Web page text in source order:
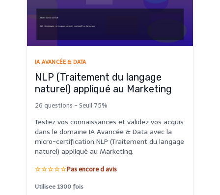
IA AVANCÉE & DATA
NLP (Traitement du langage
naturel) appliqué au Marketing
26 questions - Seuil 75%
Testez vos connaissances et validez vos acquis
dans le domaine IA Avancée & Data avec la
micro-certification NLP (Traitement du langage
naturel) appliqué au Marketing.
☆☆☆☆☆Pas encore d avis
Utilisee 1300 fois